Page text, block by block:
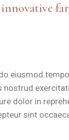
eiusmod
nostrud
dolor in
sint